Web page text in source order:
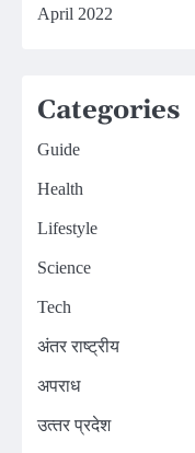
April 2022
Categories
Guide
Health
Lifestyle
Science
Tech
अंतर राष्ट्रीय
अपराध
उत्‍तर प्रदेश